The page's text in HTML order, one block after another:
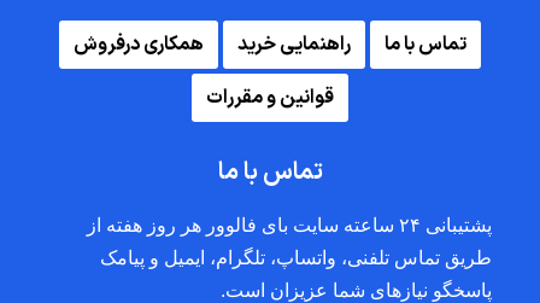
تماس با ما راهنمایی خرید
همکاری درفروش
قوانین و مقررات
تماس با ما
پشتیبانی ۲۴ ساعته سایت بای فالوور هر روز هفته از
طریق تماس تلفنی، واتساپ، تلگرام، ایمیل و پیامک
پاسخگو نیازهای شما عزیزان است.